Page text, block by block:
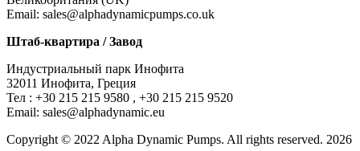
Email: sales@alphadynamicpumps.co.uk
Штаб-квартира / Завод
Индустриальный парк Инофита
32011 Инофита, Греция
Teл : +30 215 215 9580 , +30 215 215 9520
Email: sales@alphadynamic.eu
Copyright © 2022 Alpha Dynamic Pumps. All rights reserved. 2026